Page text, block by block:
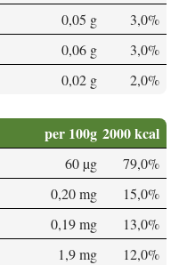
0,05 g
3,0%
0,06 g
3,0%
0,02 g 2,0%
per 100g 2000 kcal
60 µg
79,0%
0,20 mg
15,0%
0,19 mg
13,0%
1,9 mg
12,0%